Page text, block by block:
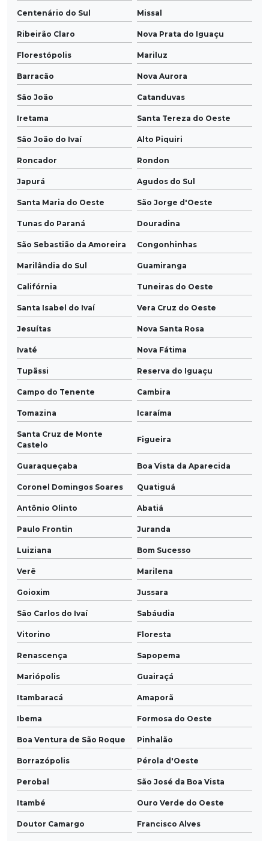
Centenário do Sul Missal
Ribeirão Claro Nova Prata do Iguaçu
Florestópolis Mariluz
Barracão Nova Aurora
São João Catanduvas
Iretama Santa Tereza do Oeste
São João do Ivaí Alto Piquiri
Roncador Rondon
Japurá Agudos do Sul
Santa Maria do Oeste São Jorge d'Oeste
Tunas do Paraná Douradina
São Sebastião da Amoreira Congonhinhas
Marilândia do Sul Guamiranga
Califórnia Tuneiras do Oeste
Santa Isabel do Ivaí Vera Cruz do Oeste
Jesuítas Nova Santa Rosa
Ivaté Nova Fátima
Tupãssi Reserva do Iguaçu
Campo do Tenente Cambira
Tomazina Icaraíma
Santa Cruz de Monte
Castelo
Figueira
Guaraqueçaba Boa Vista da Aparecida
Coronel Domingos Soares Quatiguá
Antônio Olinto Abatiá
Paulo Frontin Juranda
Luiziana Bom Sucesso
Verê Marilena
Goioxim Jussara
São Carlos do Ivaí Sabáudia
Vitorino Floresta
Renascença Sapopema
Mariópolis Guairaçá
Itambaracá Amaporã
Ibema Formosa do Oeste
Boa Ventura de São Roque Pinhalão
Borrazópolis Pérola d'Oeste
Perobal São José da Boa Vista
Itambé Ouro Verde do Oeste
Doutor Camargo Francisco Alves